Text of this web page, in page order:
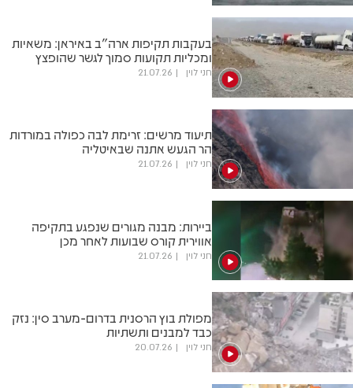
בעקבות תקיפות ארה"ב באיראן: משאיות
ומכליות תקועות סמוך לגשר שהופצץ
חני לוין 21.07.26
תיעוד מרשים: זרימת לבה כפולה במורדות
הר הגעש אתנה שבאיטליה
חני לוין 21.07.26
ביירות: מבנה מגורים שנפגע בתקיפה
אווירית קורס שבועות לאחר מכן
חני לוין 21.07.26
מפולת בוץ הרסנית בדרום-מערב סין: נזק
כבד למבנים ותשתיות
חני לוין 20.07.26